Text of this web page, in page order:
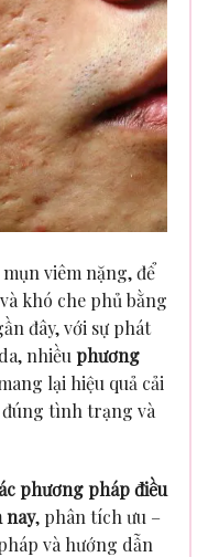
viêm nặng, để
khó che phủ bằng
đây, với sự phát
nhiều phương
lại hiệu quả cải
tình trạng và
phương pháp điều
nay, phân tích ưu –
và hướng dẫn